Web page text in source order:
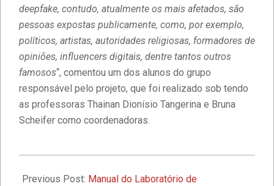
deepfake, contudo, atualmente os mais afetados, são
pessoas expostas publicamente, como, por exemplo,
políticos, artistas, autoridades religiosas, formadores de
opiniões, influencers digitais, dentre tantos outros
famosos“, comentou um dos alunos do grupo
responsável pelo projeto, que foi realizado sob tendo
as professoras Thainan Dionísio Tangerina e Bruna
Scheifer como coordenadoras.
08-
Previous Post: Manual do Laboratório de
Faculdade IBPTECH: Transformando
Futuros através da Educação de
Excelência
Faculdade IBPTECH e SBSeg 2023
Ibptech